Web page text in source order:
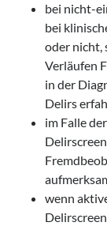
bei nicht-
bei
oder nicht,
Verläufen
in der
Delirs
im Falle
wenn